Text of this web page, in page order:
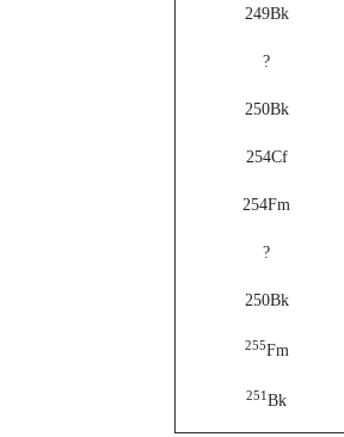
249Bk
?
250Bk
254Cf
254Fm
?
250Bk
255Fm
251 Bk